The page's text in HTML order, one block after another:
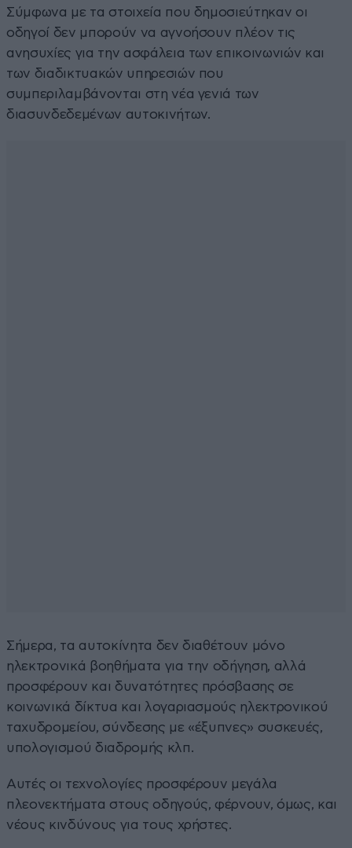
Σύμφωνα με τα στοιχεία που δημοσιεύτηκαν οι
οδηγοί δεν μπορούν να αγνοήσουν πλέον τις
ανησυχίες για την ασφάλεια των επικοινωνιών και
των διαδικτυακών υπηρεσιών που
συμπεριλαμβάνονται στη νέα γενιά των
διασυνδεδεμένων αυτοκινήτων.
Σήμερα, τα αυτοκίνητα δεν διαθέτουν μόνο
ηλεκτρονικά βοηθήματα για την οδήγηση, αλλά
προσφέρουν και δυνατότητες πρόσβασης σε
κοινωνικά δίκτυα και λογαριασμούς ηλεκτρονικού
ταχυδρομείου, σύνδεσης με «έξυπνες» συσκευές,
υπολογισμού διαδρομής κλπ.
Αυτές οι τεχνολογίες προσφέρουν μεγάλα
πλεονεκτήματα στους οδηγούς, φέρνουν, όμως, και
νέους κινδύνους για τους χρήστες.